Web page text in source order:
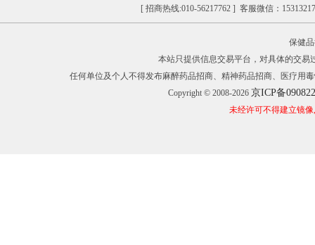
[ 招商热线:010-56217762 ] 客服微信：
保健
本站只提供信息交易平台，对具体的交
任何单位及个人不得发布麻醉药品招商、精神药品招商、医疗用
Copyright © 2008-2026 京ICP备
未经许可不得建立镜